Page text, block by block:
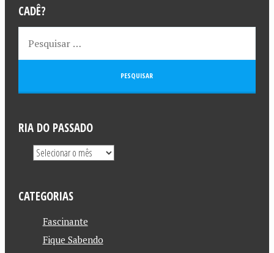
CADÊ?
RIA DO PASSADO
CATEGORIAS
Fascinante
Fique Sabendo